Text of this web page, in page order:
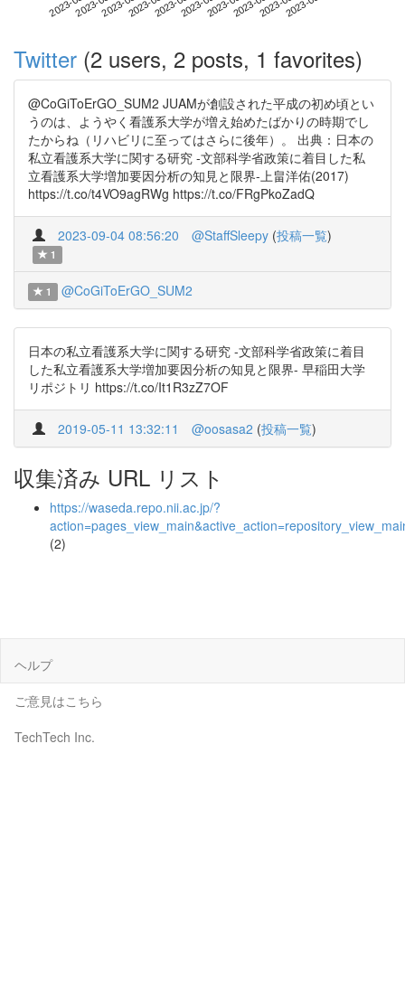
Twitter (2 users, 2 posts, 1 favorites)
@CoGiToErGO_SUM2 JUAMが創設された平成の初め頃とい
うのは、ようやく看護系大学が増え始めたばかりの時期でし
たからね（リハビリに至ってはさらに後年）。 出典：日本の
私立看護系大学に関する研究 -文部科学省政策に着目した私
立看護系大学増加要因分析の知見と限界-上畠洋佑(2017)
https://t.co/t4VO9agRWg https://t.co/FRgPkoZadQ
2023-09-04 08:56:20 @StaffSleepy (投稿一覧)
1
1 @CoGiToErGO_SUM2
日本の私立看護系大学に関する研究 -文部科学省政策に着目
した私立看護系大学増加要因分析の知見と限界- 早稲田大学
リポジトリ https://t.co/It1R3zZ7OF
2019-05-11 13:32:11 @oosasa2 (投稿一覧)
収集済み URL リスト
https://waseda.repo.nii.ac.jp/?
(2)
ヘルプ
ご意見はこちら
TechTech Inc.